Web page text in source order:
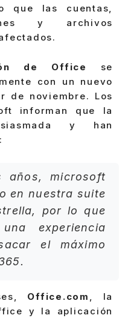
que las cuentas,
y archivos
de Office
se
con un nuevo
de noviembre. Los
informan que la
y han
años, microsoft
en nuestra suite
por lo que
experiencia
el máximo
Office.com , la
y la aplicación